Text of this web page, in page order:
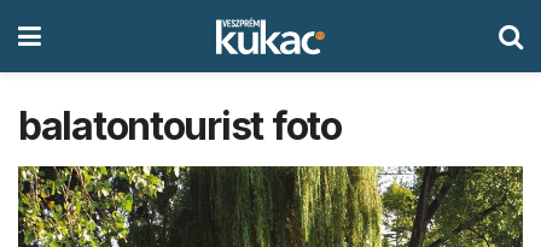
balatontourist foto